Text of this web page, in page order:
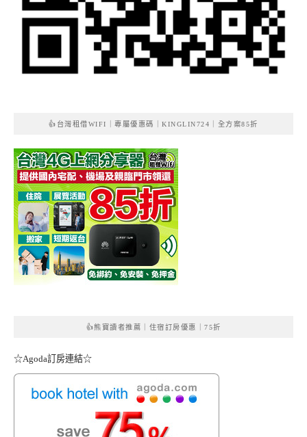
👍台灣租借WIFI｜專屬優惠碼｜KINGLIN724｜全方案85折
👍熊寶讀者推薦｜住宿訂房優惠｜75折
☆Agoda訂房連結☆